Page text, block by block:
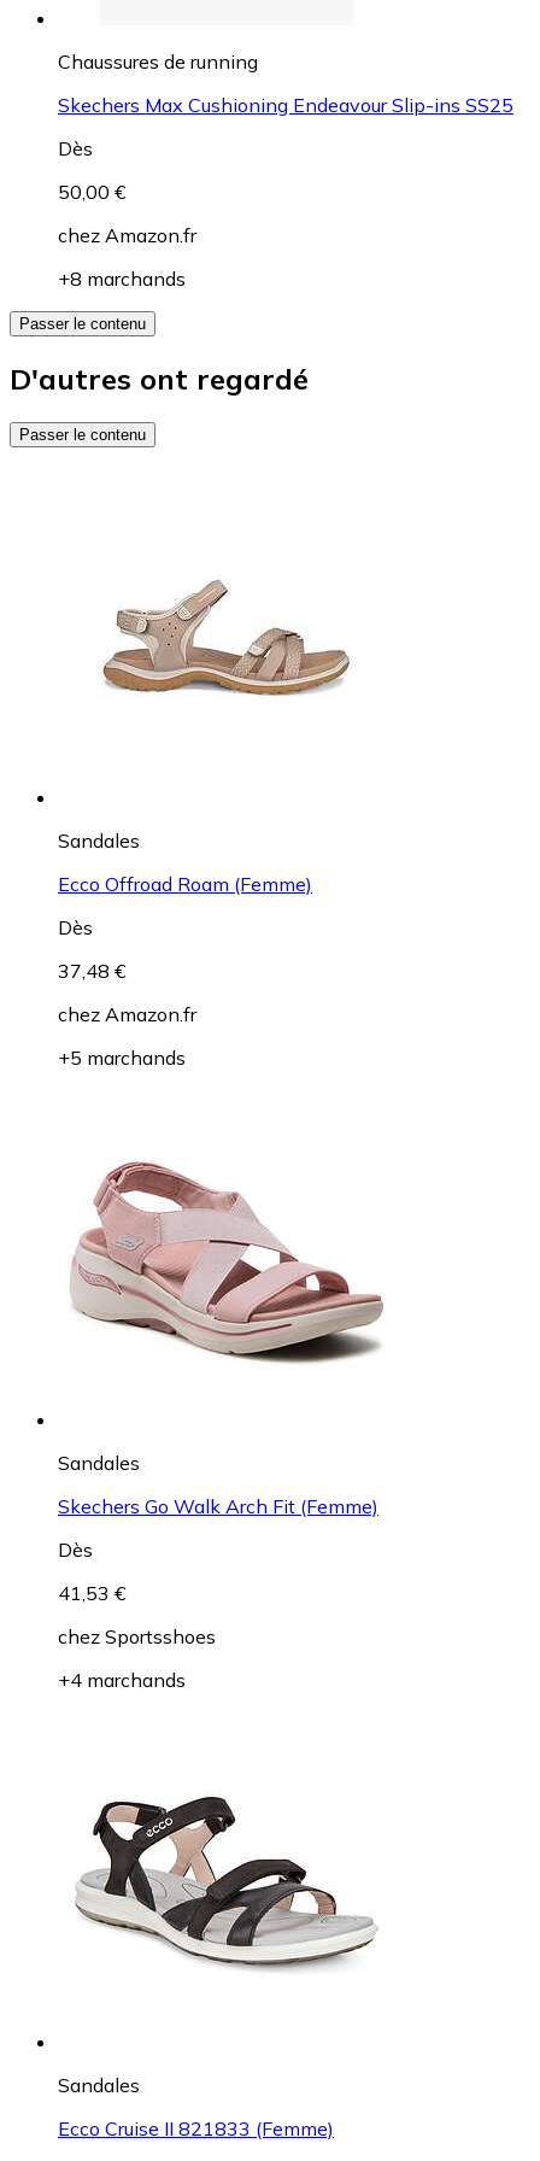
Chaussures de running
Skechers Max Cushioning Endeavour Slip-ins SS25
Dès
50,00 €
chez Amazon.fr
+8 marchands
Passer le contenu
D'autres ont regardé
Passer le contenu
Sandales
Ecco Offroad Roam (Femme)
Dès
37,48 €
chez Amazon.fr
+5 marchands
Sandales
Skechers Go Walk Arch Fit (Femme)
Dès
41,53 €
chez Sportsshoes
+4 marchands
Sandales
Ecco Cruise II 821833 (Femme)